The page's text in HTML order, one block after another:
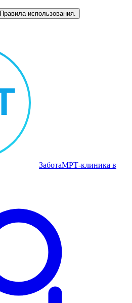
Правила использования.
ЗаботаМРТ‑клиника в